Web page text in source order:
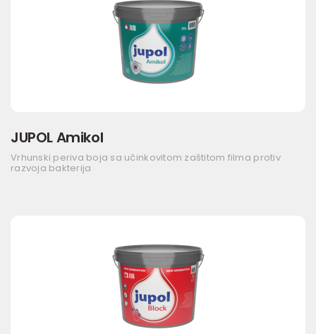
JUPOL Amikol
Vrhunski periva boja sa učinkovitom zaštitom filma protiv
razvoja bakterija